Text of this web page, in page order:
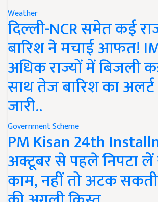
Weather
दिल्ली-NCR समेत कई
बारिश ने मचाई आफत!
अधिक राज्यों में बिजली
साथ तेज बारिश का
जारी..
Government Scheme
PM Kisan 24th
अक्टूबर से पहले निपटा
काम, नहीं तो अटक सकती